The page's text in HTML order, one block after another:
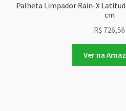
Palheta Limpador Rain-X
cm
R$ 726,56
Ver na